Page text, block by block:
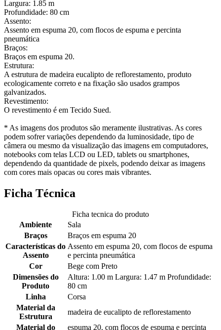
Largura: 1.85 m
Profundidade: 80 cm
Assento:
Assento em espuma 20, com flocos de espuma e percinta
pneumática
Braços:
Braços em espuma 20.
Estrutura:
A estrutura de madeira eucalipto de reflorestamento, produto
ecologicamente correto e na fixação são usados grampos
galvanizados.
Revestimento:
O revestimento é em Tecido Sued.
* As imagens dos produtos são meramente ilustrativas. As cores
podem sofrer variações dependendo da luminosidade, tipo de
câmera ou mesmo da visualização das imagens em computadores,
notebooks com telas LCD ou LED, tablets ou smartphones,
dependendo da quantidade de pixels, podendo deixar as imagens
com cores mais opacas ou cores mais vibrantes.
Ficha Técnica
Ficha tecnica do produto
Ambiente
Sala
Braços
Braços em espuma 20
Características do
Assento
Assento em espuma 20, com flocos de espuma
e percinta pneumática
Cor
Bege com Preto
Dimensões do
Produto
Altura: 1.00 m Largura: 1.47 m Profundidade:
80 cm
Linha
Corsa
Material da
Estrutura
madeira de eucalipto de reflorestamento
Material do
espuma 20, com flocos de espuma e percinta